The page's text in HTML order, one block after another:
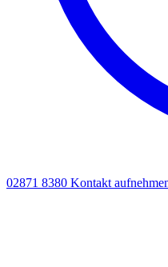
02871 8380 Kontakt